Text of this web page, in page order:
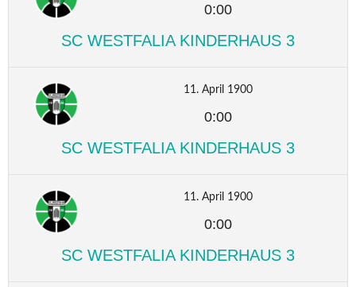
0:00
SC WESTFALIA KINDERHAUS 3
11. April 1900
0:00
SC WESTFALIA KINDERHAUS 3
11. April 1900
0:00
SC WESTFALIA KINDERHAUS 3